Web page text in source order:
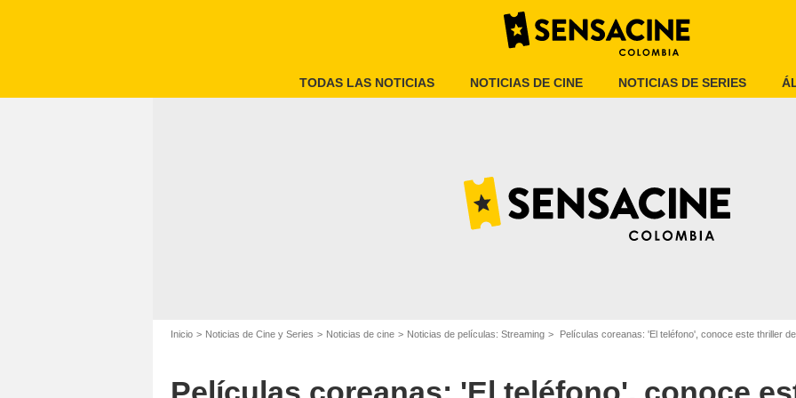
TODAS LAS NOTICIAS NOTICIAS DE CINE NOTICIAS DE SERIES
Inicio Noticias de Cine y Series Noticias de cine Noticias de películas: Streaming Películas coreanas: 'El teléfono', conoce este thriller